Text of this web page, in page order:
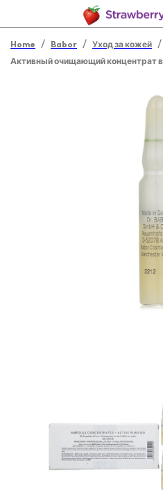
Home / Babor / Уход за кожей /
Активный очищающий концентрат